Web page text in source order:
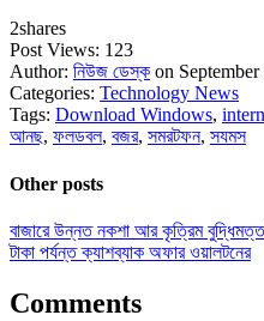
2shares
Post Views: 123
Author: নিউজ ডেস্ক on
Categories: Technology News
Tags: Download Windows,
আনছ, ফলডবল, বজর, সমরটফন, সযমস
Other posts
বাজারে উন্নত নকশা আর কৃত্রিম
টাকা পর্যন্ত ক্যাশব্যাক অফার ওয়ালটনের
Comments